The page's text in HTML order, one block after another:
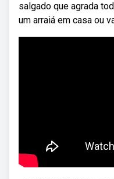
salgado que agrada
um arraiá em casa ou